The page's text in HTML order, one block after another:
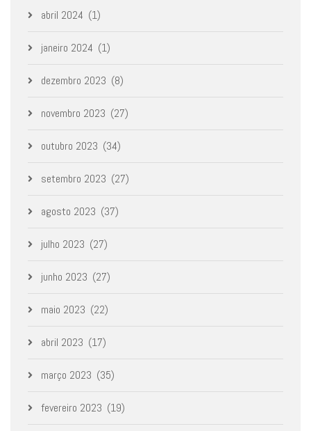
abril 2024 (1)
janeiro 2024 (1)
dezembro 2023 (8)
novembro 2023 (27)
outubro 2023 (34)
setembro 2023 (27)
agosto 2023 (37)
julho 2023 (27)
junho 2023 (27)
maio 2023 (22)
abril 2023 (17)
março 2023 (35)
fevereiro 2023 (19)